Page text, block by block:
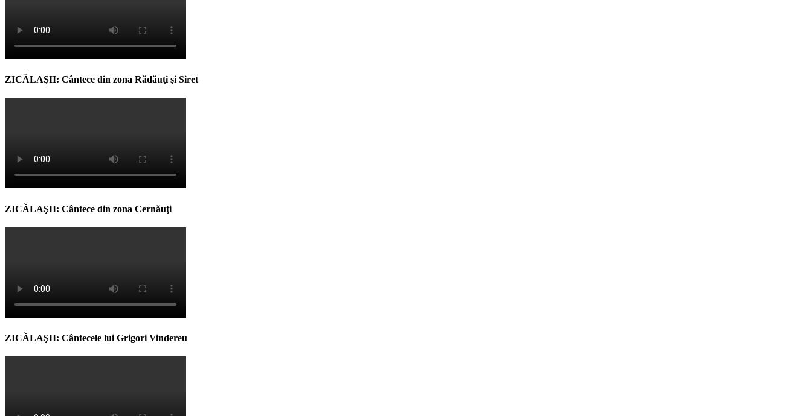
ZICĂLAŞII: Cântece din zona Rădăuţi şi Siret
ZICĂLAŞII: Cântece din zona Cernăuţi
ZICĂLAŞII: Cântecele lui Grigori Vindereu